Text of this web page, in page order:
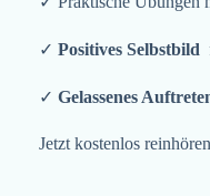
✓ Positives Selbstbild
✓ Gelassenes
Jetzt kostenlos